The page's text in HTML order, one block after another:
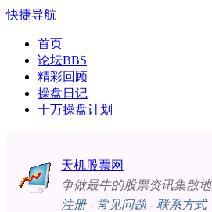
快捷导航
首页
论坛BBS
精彩回顾
操盘日记
十万操盘计划
天机股票网
争做最牛的股票资讯集散地
注册- 常见问题- 联系方式